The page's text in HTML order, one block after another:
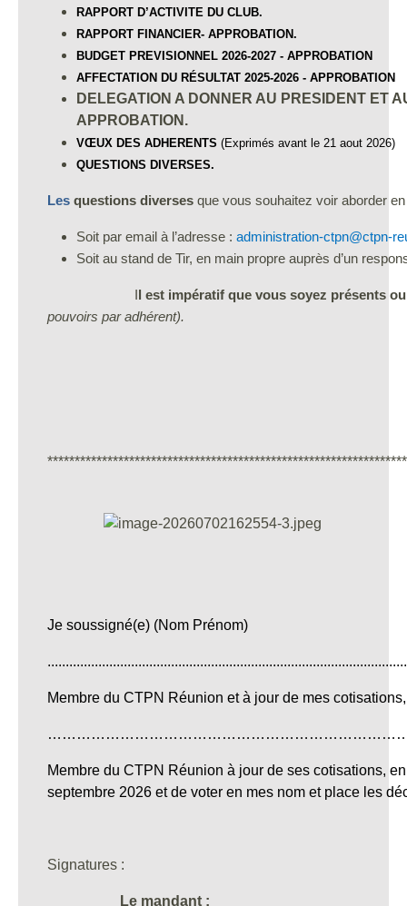
RAPPORT D’ACTIVITE DU CLUB.
RAPPORT FINANCIER- APPROBATION.
BUDGET PREVISIONNEL 2026-2027 - APPROBATION
AFFECTATION DU RÉSULTAT 2025-2026 - APPROBATION
DELEGATION A DONNER AU PRESIDENT ET
APPROBATION.
VŒUX DES ADHERENTS (Exprimés avant le 21 aout 2026)
QUESTIONS DIVERSES.
Les questions diverses que vous souhaitez voir aborder
Soit par email à l’adresse : administration-ctpn@ctpn-
Soit au stand de Tir, en main propre auprès d’un
l est impératif que vous soyez présents
pouvoirs par adhérent).
Je soussigné(e) (Nom Prénom)
Membre du CTPN Réunion et à jour de mes
Membre du CTPN Réunion à jour de ses cotisations,
septembre 2026 et de voter en mes nom et place les
Signatures :
Le mandant :